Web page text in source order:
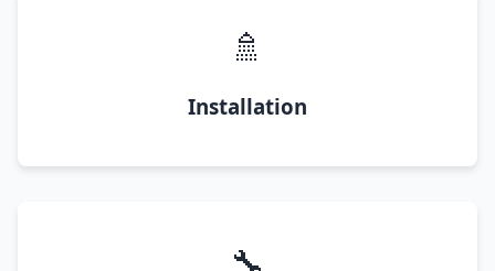
🚿
Installation